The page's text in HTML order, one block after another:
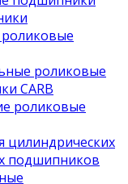
роликовые
CARB
роликовые
цилиндрических
подшипников